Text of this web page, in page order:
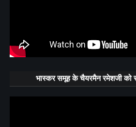
भास्कर समूह के चैयरमैन रमेशजी को